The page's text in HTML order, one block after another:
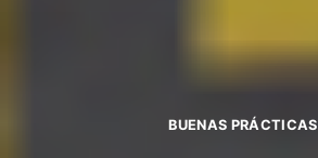
BUENAS PRÁCTICAS